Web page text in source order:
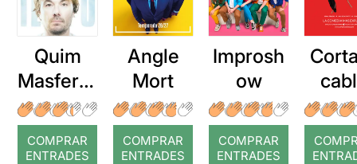
Quim
Masferre
r: Temps
COMPRAR
ENTRADES
Angle
Mort
COMPRAR
ENTRADES
Improsh
ow
COMPRAR
ENTRADES